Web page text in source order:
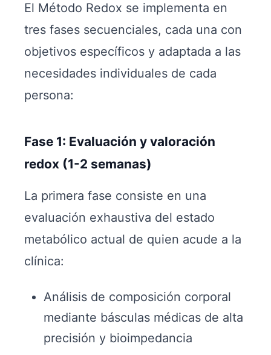
El Método Redox se implementa en
tres fases secuenciales, cada una con
objetivos específicos y adaptada a las
necesidades individuales de cada
persona:
Fase 1: Evaluación y valoración
redox (1-2 semanas)
La primera fase consiste en una
evaluación exhaustiva del estado
metabólico actual de quien acude a la
clínica:
Análisis de composición corporal
mediante básculas médicas de alta
precisión y bioimpedancia